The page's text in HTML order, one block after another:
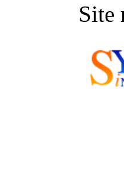
Site